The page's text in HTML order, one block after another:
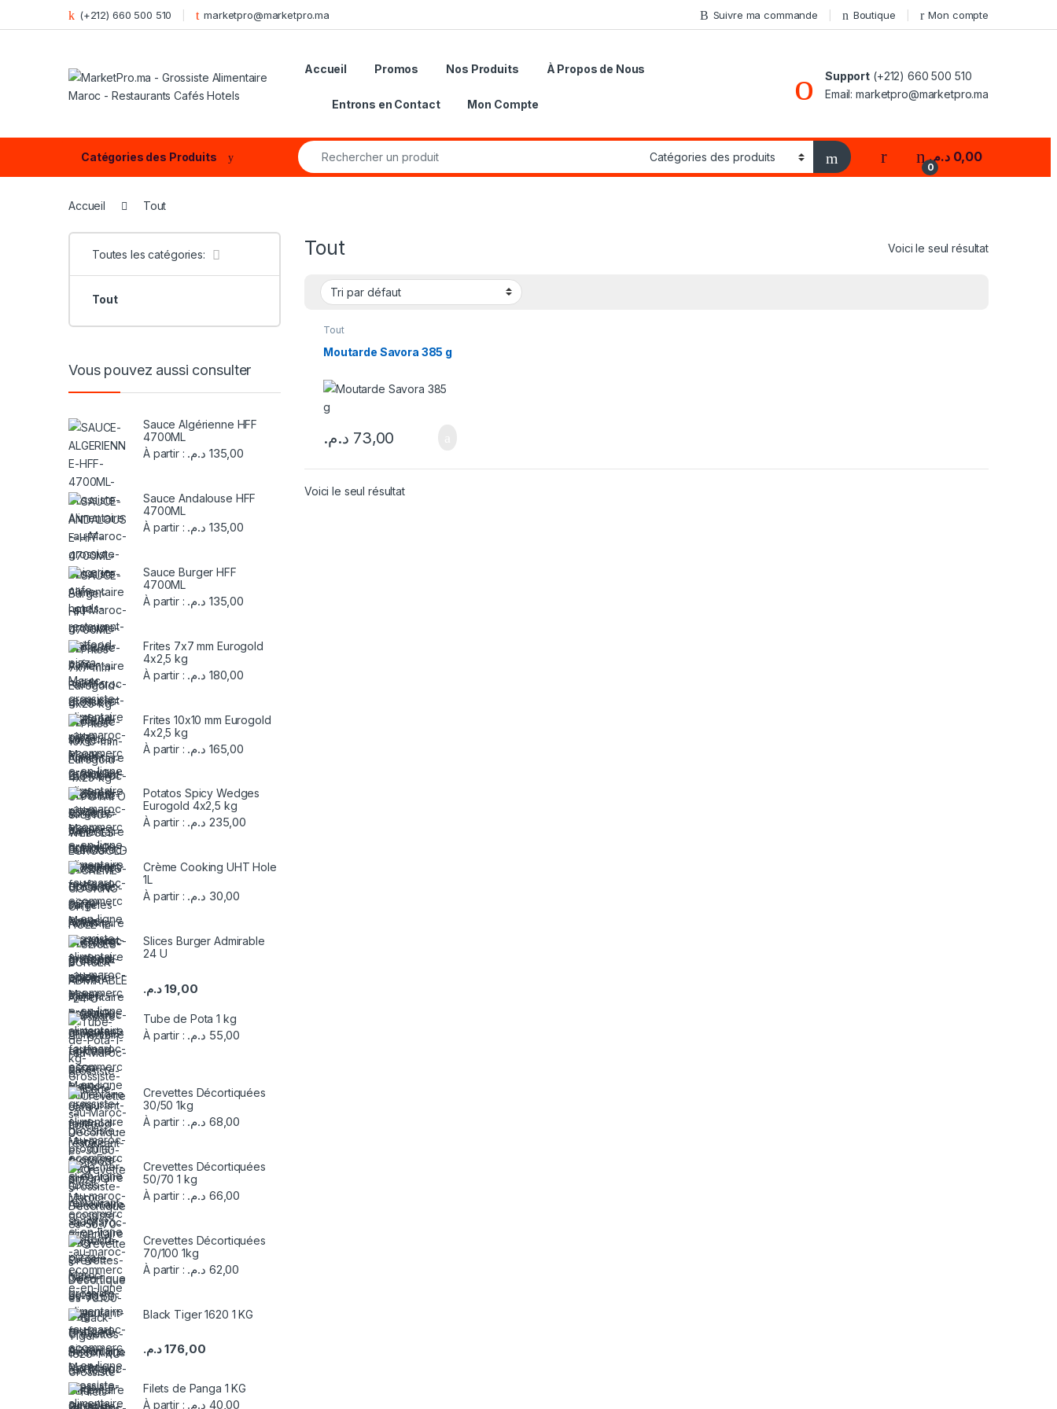
Skip to navigation
Skip to content (+212) 660 500 510 marketpro@marketpro.ma Suivre ma commande Boutique Mon compte
Accueil Promos Nos Produits À Propos de Nous
Entrons en Contact Mon Compte
Support (+212) 660 500 510
Email: marketpro@marketpro.ma
Catégories des Produits
Search for:
My Account
0
0,00 د.م.
Accueil Tout
Tout Voici le seul résultat
Tout
Moutarde Savora 385 g
73,00 د.م.
Voici le seul résultat
Toutes les catégories:
Tout
Vous pouvez aussi consulter
Sauce Algérienne HFF
4700ML
À partir :
135,00 د.م.
Sauce Andalouse HFF
4700ML
À partir :
135,00 د.م.
Sauce Burger HFF
4700ML
À partir :
135,00 د.م.
Frites 7x7 mm Eurogold
4x2,5 kg
À partir :
180,00 د.م.
Frites 10x10 mm Eurogold
4x2,5 kg
À partir :
165,00 د.م.
Potatos Spicy Wedges
Eurogold 4x2,5 kg
À partir :
235,00 د.م.
Crème Cooking UHT Hole
1L
À partir :
30,00 د.م.
Slices Burger Admirable
24 U
19,00 د.م.
Tube de Pota 1 kg
À partir :
55,00 د.م.
Crevettes Décortiquées
30/50 1kg
À partir :
68,00 د.م.
Crevettes Décortiquées
50/70 1 kg
À partir :
66,00 د.م.
Crevettes Décortiquées
70/100 1kg
À partir :
62,00 د.م.
Black Tiger 1620 1 KG
176,00 د.م.
Filets de Panga 1 KG
À partir :
40,00 د.م.